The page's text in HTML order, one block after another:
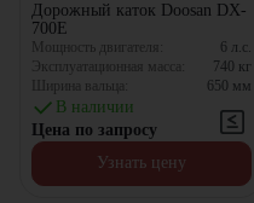
Дорожный каток Doosan DX-
700E
Мощность двигателя: 6 л.с.
Эксплуатационная масса:
740 кг
Ширина вальца:
650 мм
В наличии
Цена по запросу
Узнать цену